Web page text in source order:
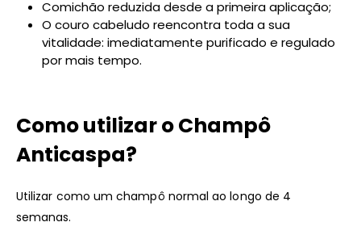
Comichão reduzida desde a primeira aplicação;
O couro cabeludo reencontra toda a sua
vitalidade: imediatamente purificado e regulado
por mais tempo.
Como utilizar o Champô
Anticaspa?
Utilizar como um champô normal ao longo de 4
semanas.